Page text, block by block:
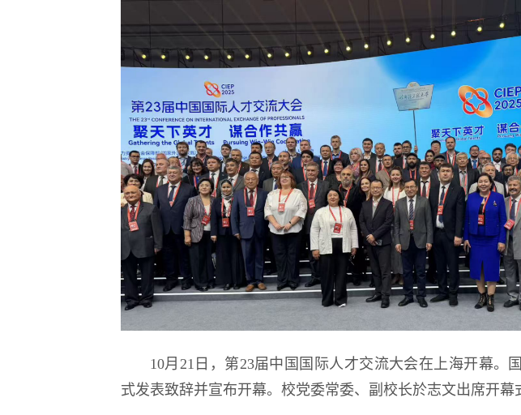
10月21日，第23届中国国际人才交流大会在上海开幕。
式发表致辞并宣布开幕。校党委常委、副校长於志文出席开幕
逐梦冰雪 燃动工程